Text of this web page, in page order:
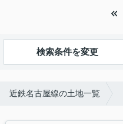
検索条件を変更
近鉄名古屋線の土地一覧